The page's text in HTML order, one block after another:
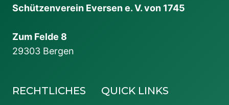
Schützenverein Eversen e. V. von 1745
Zum Felde 8
29303 Bergen
RECHTLICHES QUICK LINKS